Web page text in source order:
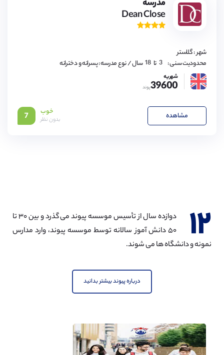
مدرسه
Dean Close
شهر : گلاستر
محدودیت سنی :
6,
7,
9,
12,
تا
10,
11,
12,
13,
18 سال/ نوع مدرسه : پسرانه و دخترانه
شهریه
39600پوند
مشاهده 7 خوب
بدون نظر
۱۲
دوازده سال از تأسیس موسسه پیوند می گذرد و بین ۳۰ تا
۵۰ دانش آموز سالانه توسط موسسه پیوند، وارد مدارس
نمونه و دانشگاه ها می شوند.
درباره پیوند بیشتر بدانید